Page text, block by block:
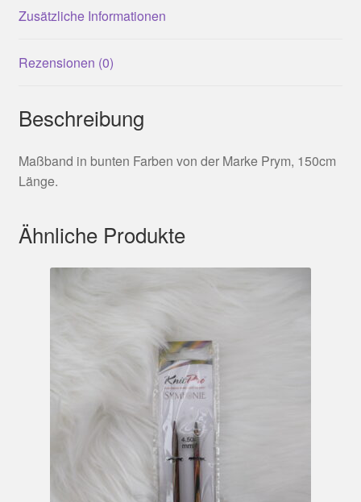
Zusätzliche Informationen
Rezensionen (0)
Beschreibung
Maßband in bunten Farben von der Marke Prym, 150cm
Länge.
Ähnliche Produkte